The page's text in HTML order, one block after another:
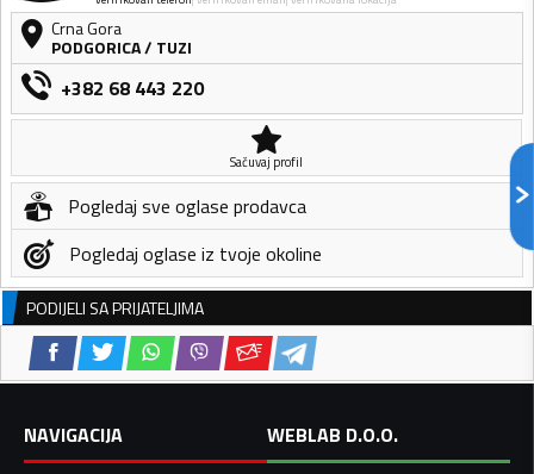
Crna Gora
PODGORICA/ TUZI
+382 68 443 220
Sačuvaj profil
Pogledaj sve oglase prodavca
Pogledaj oglase iz tvoje okoline
PODIJELI SA PRIJATELJIMA
NAVIGACIJA
WEBLAB D.O.O.